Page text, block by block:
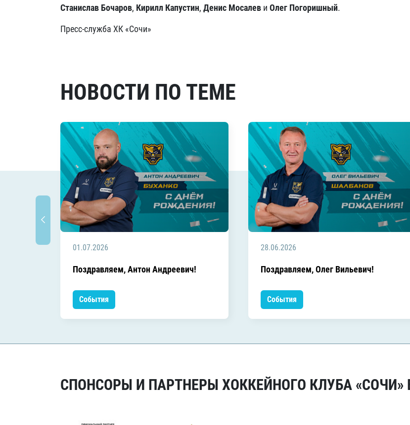
Станислав Бочаров, Кирилл Капустин, Денис Мосалев и Олег Погоришный.
Пресс-служба ХК «Сочи»
НОВОСТИ ПО ТЕМЕ
01.07.2026
Поздравляем, Антон Андреевич!
События
28.06.2026
Поздравляем, Олег Вильевич!
События
СПОНСОРЫ И ПАРТНЕРЫ ХОККЕЙНОГО КЛУБА «СОЧИ»